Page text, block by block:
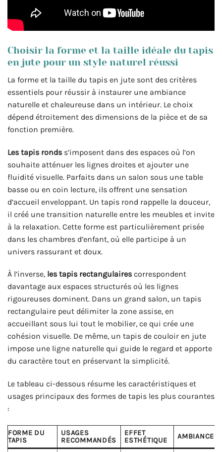
Choisir la forme et la taille idéale du tapis
en jute pour un style naturel réussi
La forme et la taille du tapis en jute sont des critères
essentiels pour réussir à instaurer une ambiance
naturelle et chaleureuse dans un intérieur. Le choix
dépend étroitement des dimensions de la pièce et de sa
fonction première.
Les tapis ronds s’imposent dans des espaces où l’on
souhaite atténuer les lignes droites et ajouter une
fluidité visuelle. Parfaits dans un salon sous une table
basse ou en coin lecture, ils offrent une sensation
d’accueil enveloppant. Un tapis rond rappelle la douceur,
il créé une transition naturelle entre les meubles et invite
à la relaxation. Cette forme est particulièrement prisée
dans les chambres d’enfant, où elle participe à un
univers rassurant et doux.
À l’inverse, les tapis rectangulaires correspondent
davantage aux espaces structurés où les lignes
rigoureuses dominent. Dans un grand salon, un tapis
rectangulaire peut délimiter la zone assise, en
accueillant sous lui tout le mobilier, ce qui crée une
cohésion visuelle. De même, un tapis de couloir en jute
impose une ligne naturelle qui guide le regard et apporte
du caractère tout en préservant la simplicité.
Le tableau ci-dessous résume les caractéristiques et
usages principaux des formes de tapis les plus courantes
:
FORME DU
TAPIS
USAGES
RECOMMANDÉS
EFFET
ESTHÉTIQUE
AMBIANCE